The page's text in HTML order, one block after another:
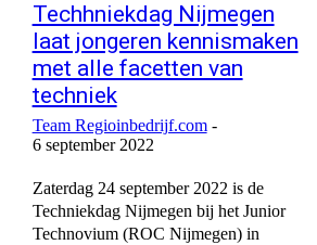
Techhniekdag Nijmegen
laat jongeren kennismaken
met alle facetten van
techniek
Team Regioinbedrijf.com -
6 september 2022
Zaterdag 24 september 2022 is de
Techniekdag Nijmegen bij het Junior
Technovium (ROC Nijmegen) in